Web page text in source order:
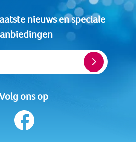
nieuws en speciale
ons op